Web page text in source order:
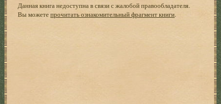
Данная книга недоступна в связи с жалобой правообладателя.
Вы можетепрочитать ознакомительный фрагмент книги.